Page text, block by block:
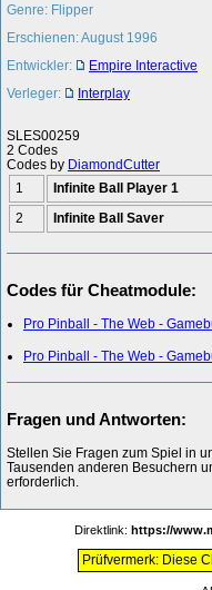
Genre: Flipper
Erschienen: August 1996
Entwickler:
Empire Interactive
Verleger:
Interplay
SLES00259
2 Codes
Codes by DiamondCutter
1
Infinite Ball Player 1
2
Infinite Ball Saver
Codes für Cheatmodule:
Pro Pinball - The Web -
Pro Pinball - The Web -
Fragen und Antworten:
Stellen Sie Fragen zum Spiel in
Tausenden anderen Besuchern
erforderlich.
Direktlink: https://
Prüfvermerk: Diese